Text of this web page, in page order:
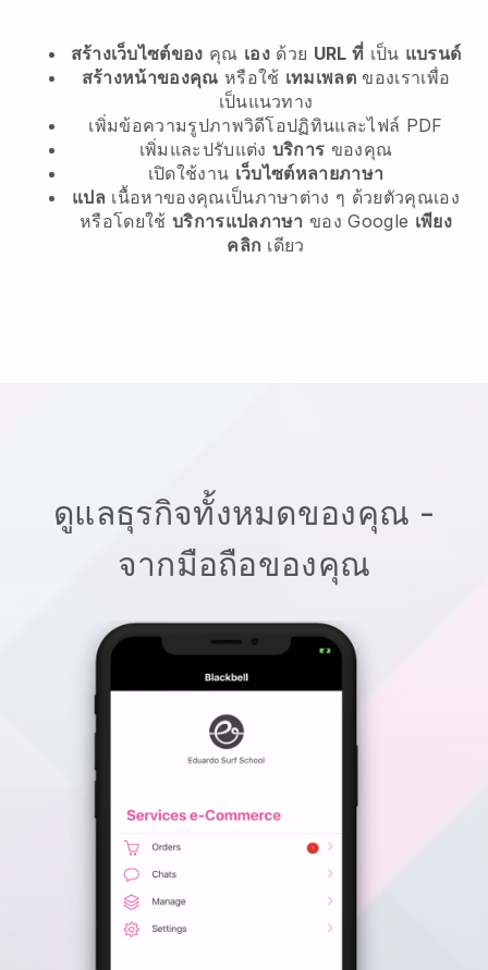
สร้างเว็บไซต์ของ คุณ เองด้วย URL ที่ เป็น แบรนด์
สร้างหน้าของคุณ หรือใช้ เทมเพลต ของเราเพื่อ
เป็นแนวทาง
เพิ่มข้อความรูปภาพวิดีโอปฏิทินและไฟล์ PDF
เพิ่มและปรับแต่ง บริการ ของคุณ
เปิดใช้งาน เว็บไซต์หลายภาษา
แปล เนื้อหาของคุณเป็นภาษาต่าง ๆ ด้วยตัวคุณเอง
หรือโดยใช้ บริการแปลภาษา ของ Google เพียง
คลิก เดียว
ดูแลธุรกิจทั้งหมดของคุณ -
จากมือถือของคุณ